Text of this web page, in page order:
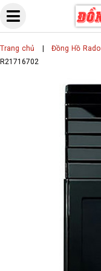
Skip
content
Trang chủ |Đồng Hồ Rado
R21716702